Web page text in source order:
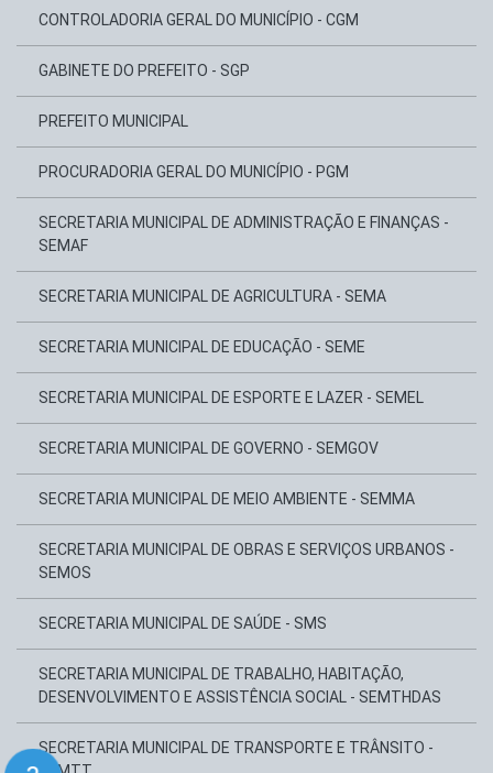
CONTROLADORIA GERAL DO MUNICÍPIO - CGM
GABINETE DO PREFEITO - SGP
PREFEITO MUNICIPAL
PROCURADORIA GERAL DO MUNICÍPIO - PGM
SECRETARIA MUNICIPAL DE ADMINISTRAÇÃO E FINANÇAS -
SEMAF
SECRETARIA MUNICIPAL DE AGRICULTURA - SEMA
SECRETARIA MUNICIPAL DE EDUCAÇÃO - SEME
SECRETARIA MUNICIPAL DE ESPORTE E LAZER - SEMEL
SECRETARIA MUNICIPAL DE GOVERNO - SEMGOV
SECRETARIA MUNICIPAL DE MEIO AMBIENTE - SEMMA
SECRETARIA MUNICIPAL DE OBRAS E SERVIÇOS URBANOS -
SEMOS
SECRETARIA MUNICIPAL DE SAÚDE - SMS
SECRETARIA MUNICIPAL DE TRABALHO, HABITAÇÃO,
DESENVOLVIMENTO E ASSISTÊNCIA SOCIAL - SEMTHDAS
SECRETARIA MUNICIPAL DE TRANSPORTE E TRÂNSITO -